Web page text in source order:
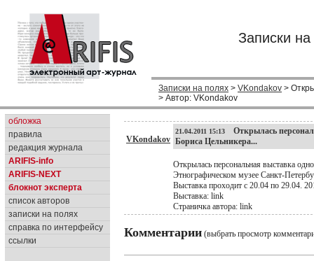
Записки
Записки на полях > VKondakov >
> Автор: VKondakov
обложка
правила
редакция журнала
ARIFIS-info
ARIFIS-NEXT
блокнот эксперта
список авторов
записки на полях
справка по интерфейсу
ссылки
VKondakov
21.04.2011 15:13
Открылась
Бориса Цельникера...
Открылась персональная выставка
Этнографическом музее Санкт-
Выставка проходит с 20.04 по 29.04.
Выставка: link
Страничка автора: link
Комментарии (выбрать просмотр